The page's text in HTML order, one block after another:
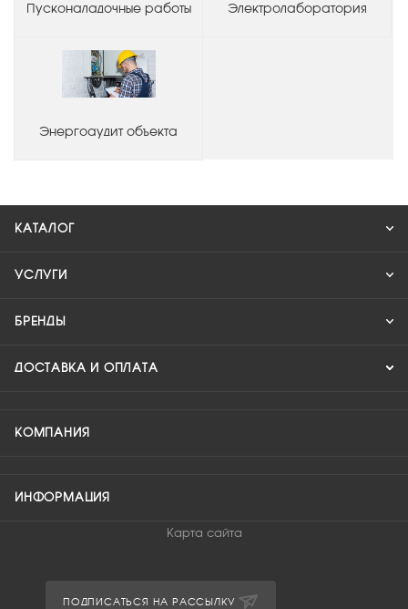
Пусконаладочные работы Электролаборатория
Энергоаудит объекта
КАТАЛОГ
УСЛУГИ
БРЕНДЫ
ДОСТАВКА И ОПЛАТА
КОМПАНИЯ
ИНФОРМАЦИЯ
Карта сайта
ПОДПИСАТЬСЯ НА РАССЫЛКУ